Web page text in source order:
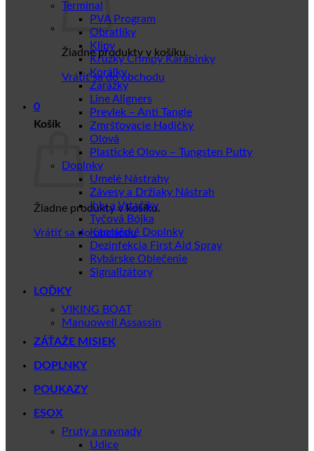
Žiadne produkty v košíku.
Vrátiť sa do obchodu
0
Košík
Žiadne produkty v košíku.
Vrátiť sa do obchodu
Terminal
PVA Program
Obratlíky
Klipy
Krúžky Crimpy Karabinky
Korálky
Zarážky
Line Aligners
Prevlek – Anti Tangle
Zmršťovacie Hadičky
Olová
Plastické Olovo – Tungsten Putty
Doplnky
Umelé Nástrahy
Závesy a Držiaky Nástrah
Ihly a Vrtačiky
Tyčová Bójka
Kaprářské Doplnky
Dezinfekcia First Aid Spray
Rybárske Oblečenie
Signalizátory
LOĎKY
VIKING BOAT
Manuowell Assassin
ZÁŤAŽE MISIEK
DOPLNKY
POUKAZY
ESOX
Pruty a navnady
Udice